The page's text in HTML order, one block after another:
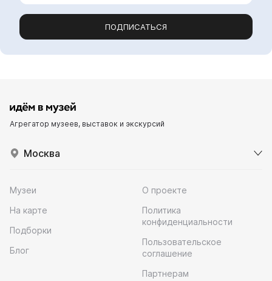
ПОДПИСАТЬСЯ
Агрегатор музеев, выставок и экскурсий
Москва
Музеи
На карте
Подборки
Блог
О проекте
Политика
конфиденциальности
Пользовательское
соглашение
Партнерам